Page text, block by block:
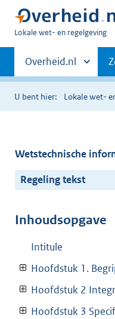
U
hier:
Lokale wet- en regelgeving
Primaire
navigatie
Andere
sites
binnen
Overheid.nl
U bent hier: Lokale wet-
Wetstechnische
Regeling tekst
Inhoudsopgave
Intitule
Hoofdstuk 1.
Hoofdstuk 2
Hoofdstuk 3